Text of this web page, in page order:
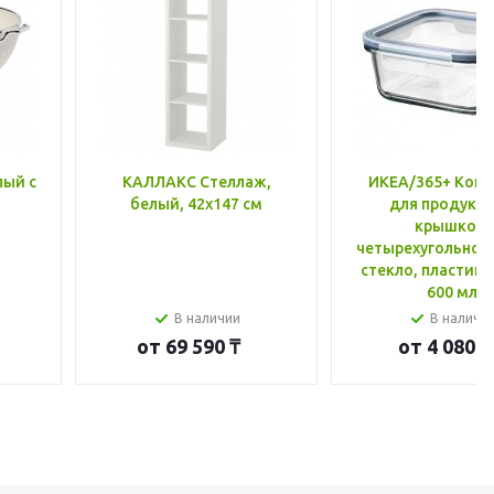
с
КАЛЛАКС Стеллаж,
белый, 42x147 см
В наличии
от 69 590 ₸
ИКЕА/365+
для
крышкой,
стекло, пластик
600 мл
В
от 4 080 ₸